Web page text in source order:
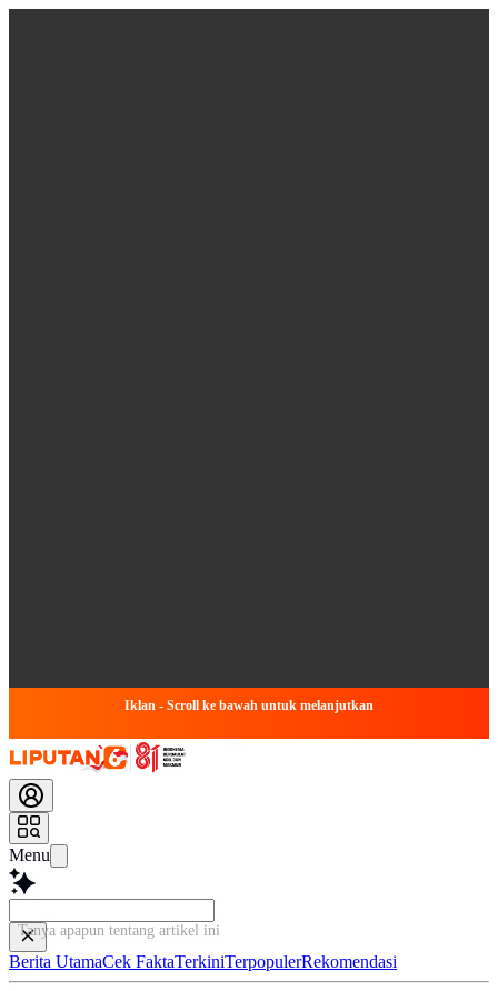
Iklan - Scroll ke bawah untuk melanjutkan
Menu
Tanya apapun tentang artikel in
Berita UtamaCek FaktaTerkiniTerpopulerRekomendasi